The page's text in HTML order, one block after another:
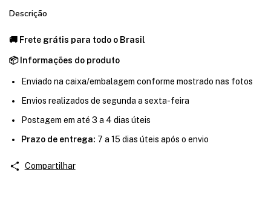
Descrição
🚚 Frete grátis para todo o Brasil
📦 Informações do produto
Enviado na caixa/embalagem conforme mostrado nas fotos
Envios realizados de segunda a sexta-feira
Postagem em até 3 a 4 dias úteis
Prazo de entrega: 7 a 15 dias úteis após o envio
Compartilhar